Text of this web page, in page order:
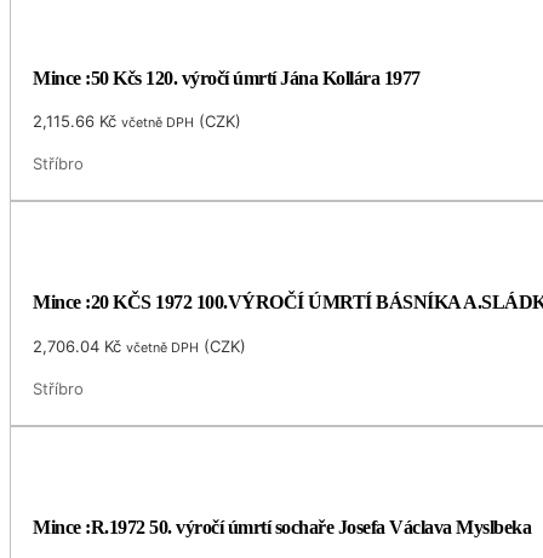
Mince :50 Kčs 120. výročí úmrtí Jána Kollára 1977
2,115.66 Kč včetně DPH (CZK)
Stříbro
Mince :20 KČS 1972 100.VÝROČÍ ÚMRTÍ BÁSNÍKA
2,706.04 Kč včetně DPH (CZK)
Stříbro
Mince :R.1972 50. výročí úmrtí sochaře Josefa Václava Myslbeka